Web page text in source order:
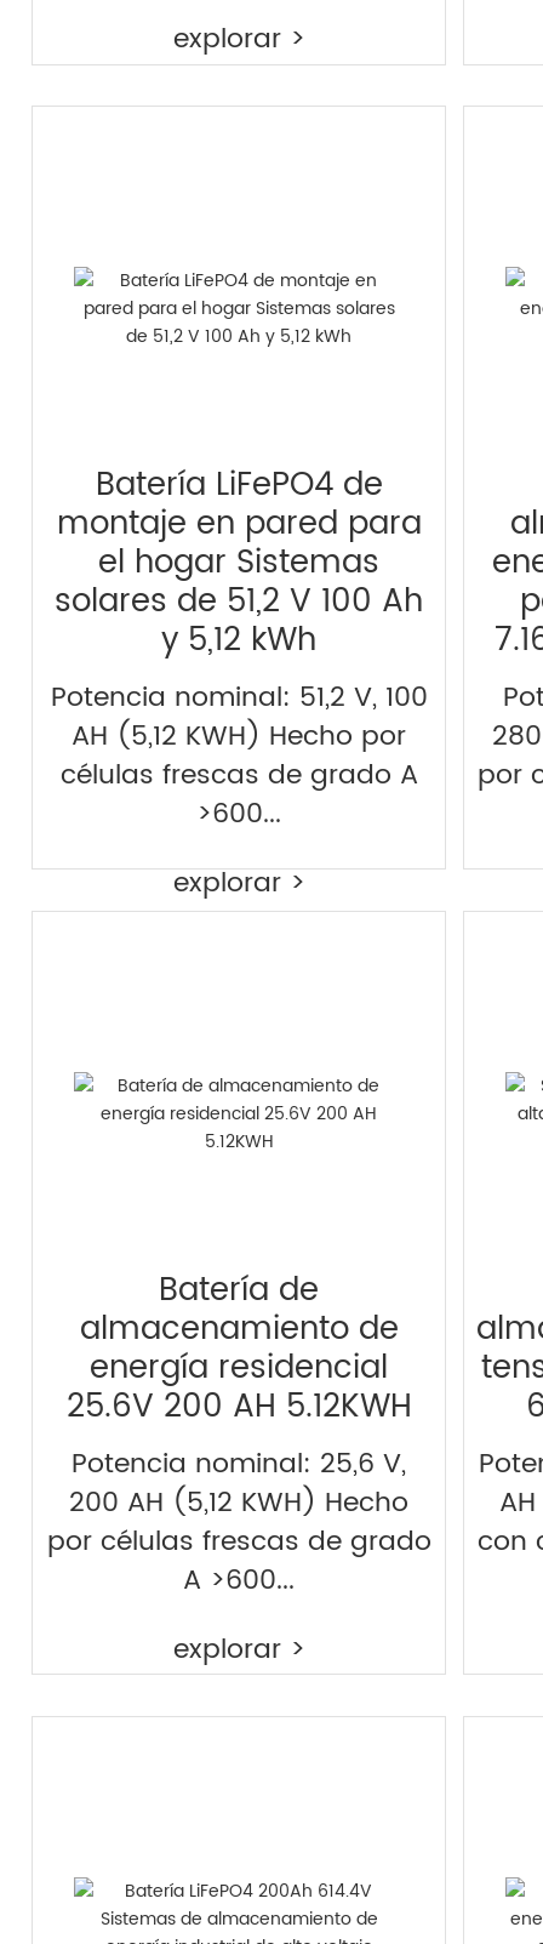
explorar >
Batería LiFePO4 de
montaje en pared para
el hogar Sistemas
solares de 51,2 V 100 Ah
y 5,12 kWh
Potencia nominal: 51,2 V, 100
AH (5,12 KWH) Hecho por
células frescas de grado A
>600...
explorar >
por
Batería de
almacenamiento de
energía residencial
25.6V 200 AH 5.12KWH
Potencia nominal: 25,6 V,
200 AH (5,12 KWH) Hecho
por células frescas de grado
A >600...
explorar >
con